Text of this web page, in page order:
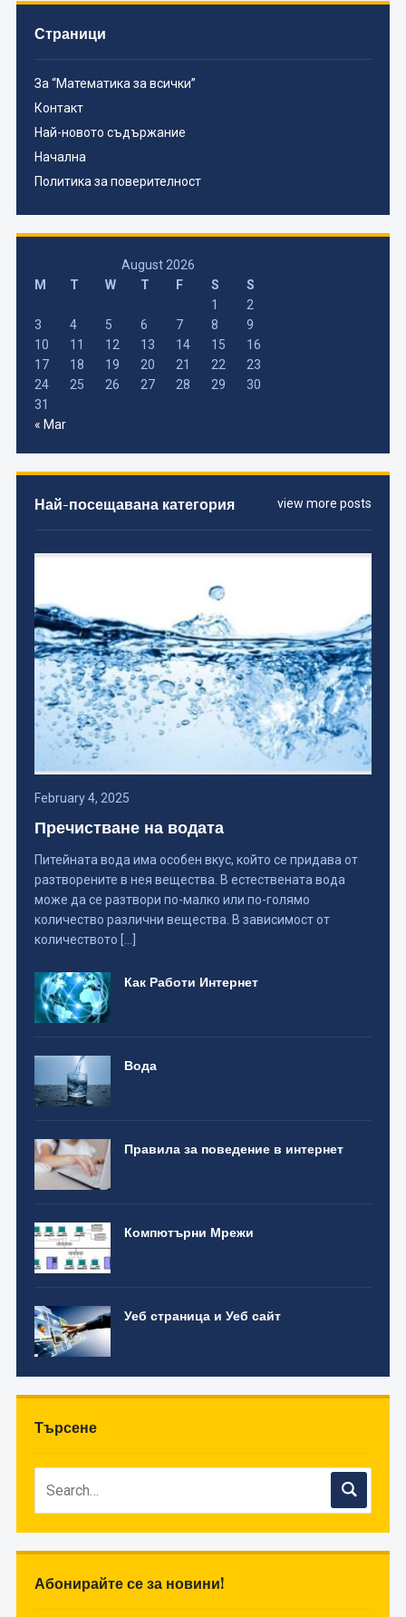
Страници
За “Математика за всички”
Контакт
Най-новото съдържание
Начална
Политика за поверителност
August 2026
M
T W T F S
S
1
2
3
4 5 6 7 8
9
10
11 12 13 14 15
16
17
18 19 20 21 22
23
24
25 26 27 28 29
30
31
« Mar
view more posts
Най-посещавана категория
February 4, 2025
Пречистване на водата
Питейната вода има особен вкус, който се придава от
разтворените в нея вещества. В естествената вода
може да се разтвори по-малко или по-голямо
количество различни вещества. В зависимост от
количеството […]
Как Работи Интернет
Вода
Правила за поведение в интернет
Компютърни Мрежи
Уеб страница и Уеб сайт
Търсене
Абонирайте се за новини!